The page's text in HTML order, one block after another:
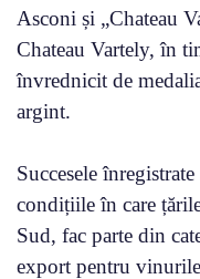
Asconi și „Chateau
Chateau Vartely, în
învrednicit de
argint.
Succesele
condițiile în care
Sud, fac parte din
export pentru